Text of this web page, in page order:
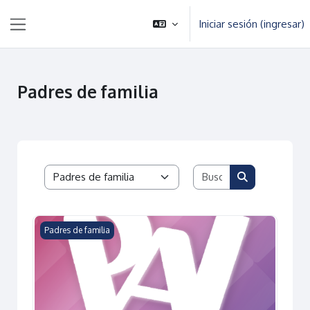
Iniciar sesión (ingresar)
Padres de familia
Categorías
Buscar cursos
Buscar cursos
Avisos Generales PAI
Padres de familia